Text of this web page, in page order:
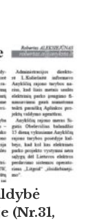
(Nr.31,